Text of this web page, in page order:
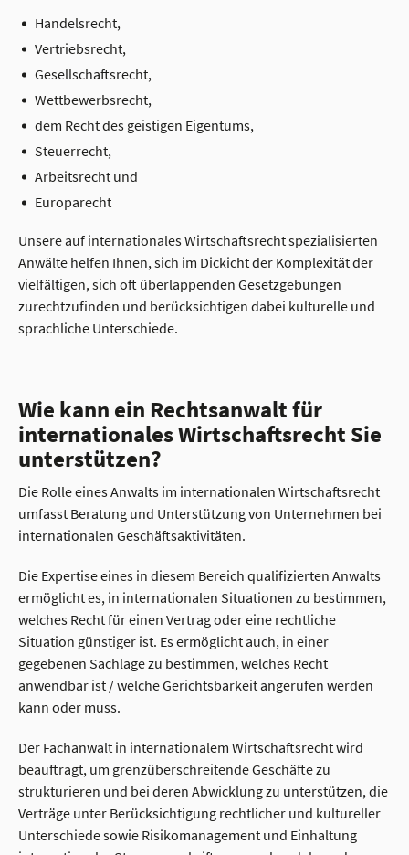
Handelsrecht,
Vertriebsrecht,
Gesellschaftsrecht,
Wettbewerbsrecht,
dem Recht des geistigen Eigentums,
Steuerrecht,
Arbeitsrecht und
Europarecht
Unsere auf internationales Wirtschaftsrecht spezialisierten
Anwälte helfen Ihnen, sich im Dickicht der Komplexität der
vielfältigen, sich oft überlappenden Gesetzgebungen
zurechtzufinden und berücksichtigen dabei kulturelle und
sprachliche Unterschiede.
Wie kann ein Rechtsanwalt für
internationales Wirtschaftsrecht Sie
unterstützen?
Die Rolle eines Anwalts im internationalen Wirtschaftsrecht
umfasst Beratung und Unterstützung von Unternehmen bei
internationalen Geschäftsaktivitäten.
Die Expertise eines in diesem Bereich qualifizierten Anwalts
ermöglicht es, in internationalen Situationen zu bestimmen,
welches Recht für einen Vertrag oder eine rechtliche
Situation günstiger ist. Es ermöglicht auch, in einer
gegebenen Sachlage zu bestimmen, welches Recht
anwendbar ist / welche Gerichtsbarkeit angerufen werden
kann oder muss.
Der Fachanwalt in internationalem Wirtschaftsrecht wird
beauftragt, um grenzüberschreitende Geschäfte zu
strukturieren und bei deren Abwicklung zu unterstützen, die
Verträge unter Berücksichtigung rechtlicher und kultureller
Unterschiede sowie Risikomanagement und Einhaltung